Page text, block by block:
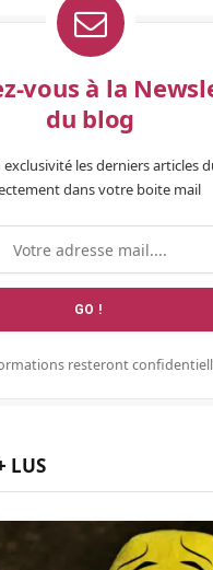
vous à la
du blog
exclusivité les derniers articles
dans votre boite mail
resteront
LUS